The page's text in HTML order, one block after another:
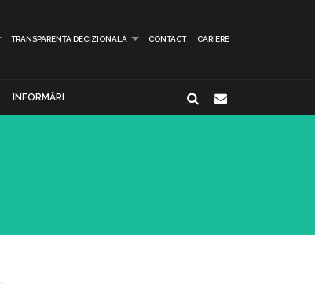
TRANSPARENȚĂ DECIZIONALĂ CONTACT CARIERE
INFORMĂRI